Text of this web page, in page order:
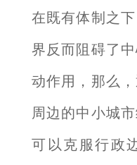
在既有体制之
界反而阻碍了
动作用，那么
周边的中小城
可以克服行政